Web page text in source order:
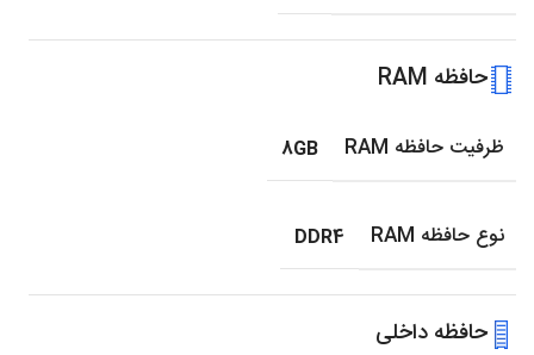
حافظه RAM
ظرفیت حافظه RAM 8GB
نوع حافظه RAM DDR4
حافظه داخلی